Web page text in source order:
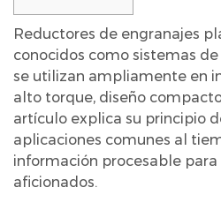
1
¿Qué
es
un
reductor
de
equipo
planetario?
Reductores de engranajes
conocidos como sistemas
se utilizan ampliamente en
alto torque, diseño
artículo explica su principio
aplicaciones comunes al
información procesable para
aficionados.